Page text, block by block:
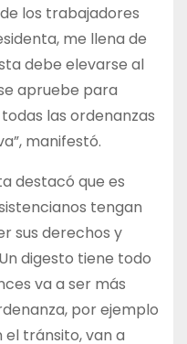
los trabajadores
me llena de
debe elevarse al
apruebe para
las ordenanzas
manifestó.
destacó que es
tengan
sus derechos y
digesto tiene todo
va a ser más
por ejemplo
tránsito, van a